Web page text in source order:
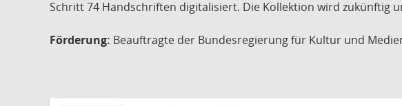
Schritt 74 Handschriften digitalisiert. Die Kollektion wird
Förderung: Beauftragte der Bundesregierung für Kultur und